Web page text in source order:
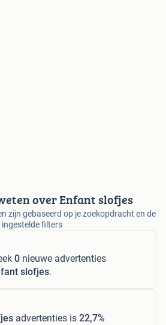
over Enfant slofjes
zijn gebaseerd op je zoekopdracht en de
ingestelde filters
0 nieuwe advertenties
slofjes.
advertenties is 22,7%